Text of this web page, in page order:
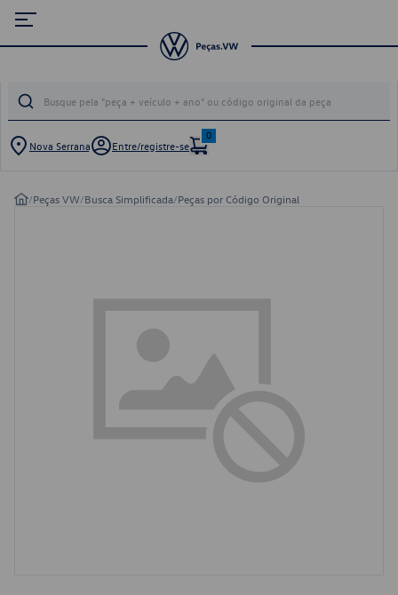
Nova Serrana Entre/registre-se
0
/Peças VW/Busca Simplificada/Peças por Código Original